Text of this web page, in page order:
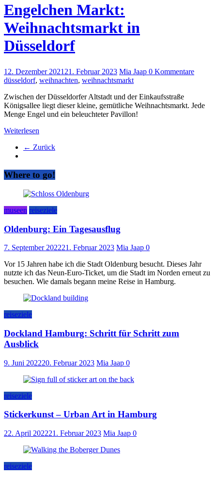
Engelchen Markt:
Weihnachtsmarkt in
Düsseldorf
12. Dezember 2021 21. Februar 2023 Mia Jaap 0 Kommentare
düsseldorf, weihnachten, weihnachtsmarkt
Zwischen der Düsseldorfer Altstadt und der Einkaufsstraße
Königsallee liegt dieser kleine, gemütliche Weihnachtsmarkt. Jede
Menge Engel und ein beleuchteter Pavillon!
Weiterlesen
← Zurück
Where to go!
museen reiseziele
Oldenburg: Ein Tagesausflug
7. September 202221. Februar 2023 Mia Jaap 0
Vor 15 Jahren habe ich die Stadt Oldenburg besucht. Dieses Jahr
nutzte ich das Neun-Euro-Ticket, um die Stadt im Norden erneut zu
besuchen. Wie damals begann meine Reise in Hamburg.
reiseziele
Dockland Hamburg: Schritt für Schritt zum
Ausblick
9. Juni 202220. Februar 2023 Mia Jaap 0
reiseziele
Stickerkunst – Urban Art in Hamburg
22. April 202221. Februar 2023 Mia Jaap 0
reiseziele